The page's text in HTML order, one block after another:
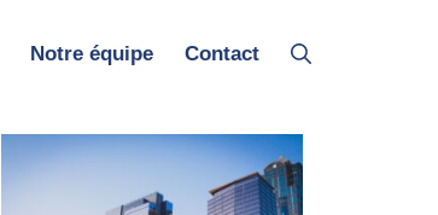
Notre équipe Contact